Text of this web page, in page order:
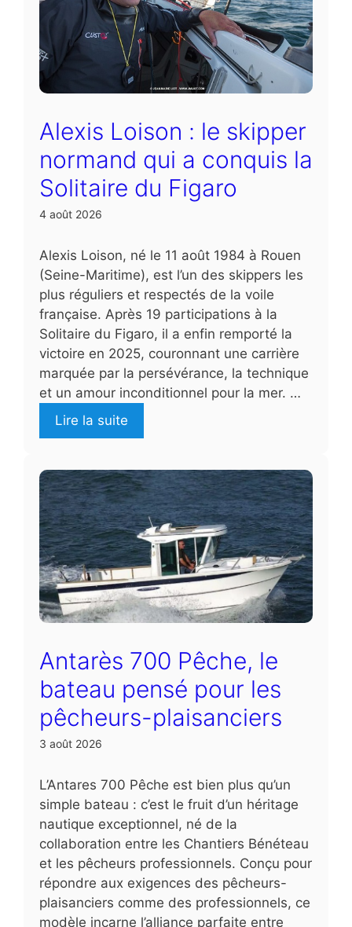
Alexis Loison : le skipper
normand qui a conquis la
Solitaire du Figaro
4 août 2026
Alexis Loison, né le 11 août 1984 à Rouen
(Seine-Maritime), est l’un des skippers les
plus réguliers et respectés de la voile
française. Après 19 participations à la
Solitaire du Figaro, il a enfin remporté la
victoire en 2025, couronnant une carrière
marquée par la persévérance, la technique
et un amour inconditionnel pour la mer. …
Lire la suite
Antarès 700 Pêche, le
bateau pensé pour les
pêcheurs-plaisanciers
3 août 2026
L’Antares 700 Pêche est bien plus qu’un
simple bateau : c’est le fruit d’un héritage
nautique exceptionnel, né de la
collaboration entre les Chantiers Bénéteau
et les pêcheurs professionnels. Conçu pour
répondre aux exigences des pêcheurs-
plaisanciers comme des professionnels, ce
modèle incarne l’alliance parfaite entre